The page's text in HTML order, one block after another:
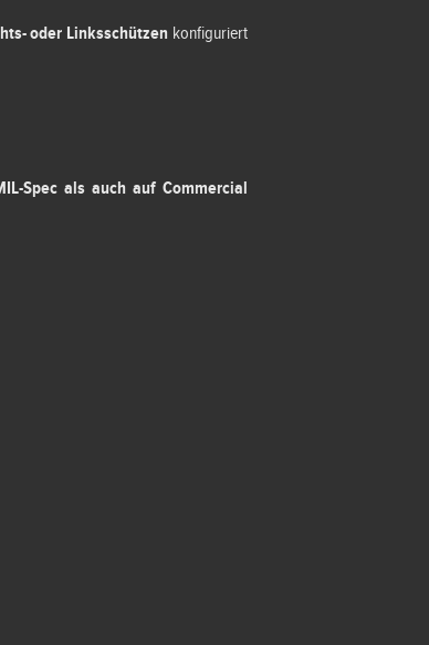
oder Linksschützen konfiguriert
Spec als auch auf Commercial